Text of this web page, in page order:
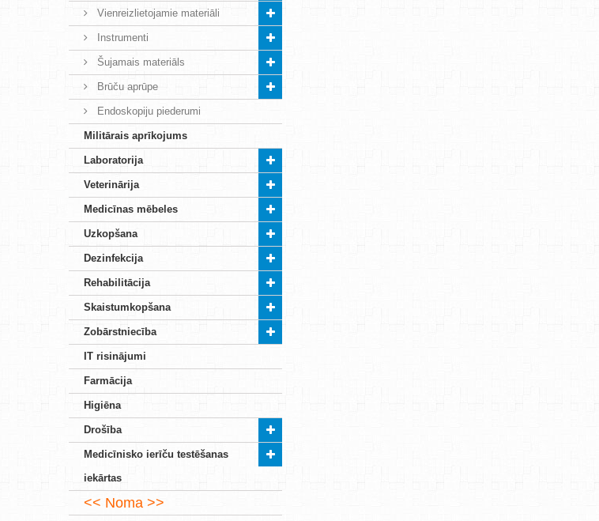
Vienreizlietojamie materiāli
Instrumenti
Šujamais materiāls
Brūču aprūpe
Endoskopiju piederumi
Militārais aprīkojums
Laboratorija
Veterinārija
Medicīnas mēbeles
Uzkopšana
Dezinfekcija
Rehabilitācija
Skaistumkopšana
Zobārstniecība
IT risinājumi
Farmācija
Higiēna
Drošība
Medicīnisko ierīču testēšanas
iekārtas
Noma